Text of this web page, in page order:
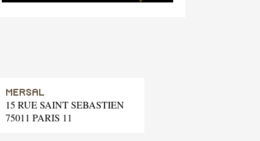
MERSAL
15 RUE SAINT SEBASTIEN
75011 PARIS 11